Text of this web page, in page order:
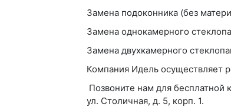
Замена подоконника (без
Замена однокамерного
Замена двухкамерного
Компания Идель осуществляет
Позвоните нам для бесплатной
ул. Столичная, д. 5, корп. 1.